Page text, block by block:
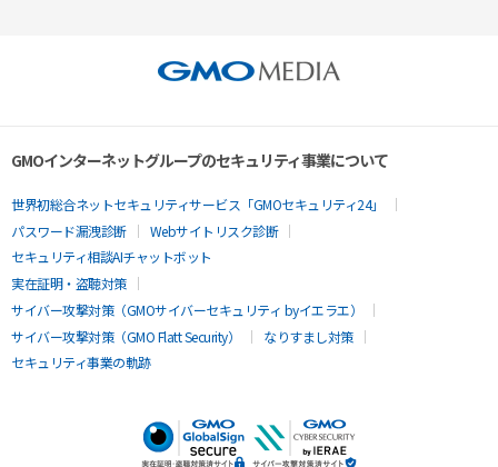
GMOインターネットグループのセキュリティ事業について
世界初総合ネットセキュリティサービス「GMOセキュリティ24」
パスワード漏洩診断
Webサイトリスク診断
セキュリティ相談AIチャットボット
実在証明・盗聴対策
サイバー攻撃対策（GMOサイバーセキュリティ byイエラエ）
サイバー攻撃対策（GMO Flatt Security）
なりすまし対策
セキュリティ事業の軌跡